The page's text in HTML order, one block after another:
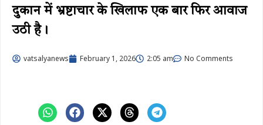
दुकान में भ्रष्टाचार के खिलाफ एक बार फिर आवाज
उठी है।
vatsalyanews February 1, 2026 2:05 am No Comments